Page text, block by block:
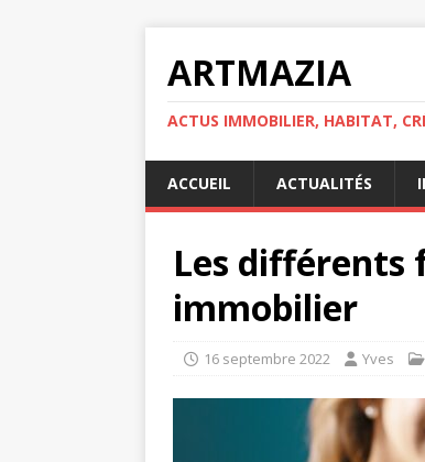
ARTMAZIA
ACTUS IMMOBILIER, HABITAT,
ACCUEIL ACTUALITÉS
Les différents
immobilier
16 septembre 2022 Yves